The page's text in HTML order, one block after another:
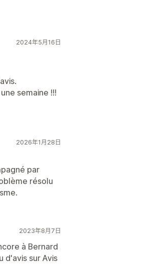
2024年5月16日
semaine !!!
2026年1月28日
par
résolu
2023年8月7日
à Bernard
d'avis sur Avis